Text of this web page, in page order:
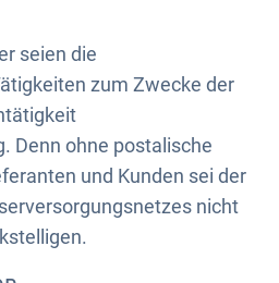
seien die
zum Zwecke der
Denn ohne postalische
und Kunden sei der
nicht